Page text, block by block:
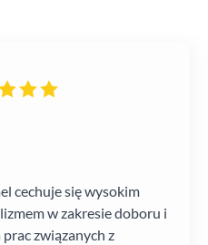
cechuje się wysokim
w zakresie doboru i
związanych z